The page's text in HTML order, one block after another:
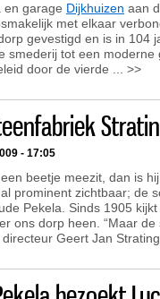
en garage Dijkhuizen aan
met elkaar
gevestigd en is in 104
smederij tot een
door de vierde ... >>
- 17:05
beetje meezit, dan is
prominent zichtbaar; de
Pekela. Sinds 1905
ons dorp heen. “Maar
directeur Geert Jan